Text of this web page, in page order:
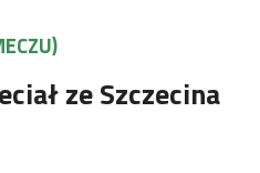
ze Szczecina